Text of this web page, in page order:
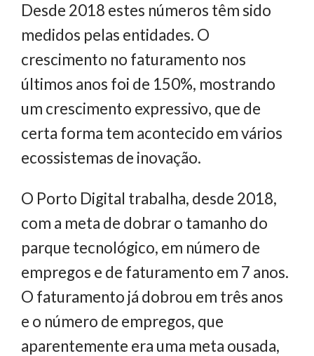
Desde 2018 estes números têm sido
medidos pelas entidades. O
crescimento no faturamento nos
últimos anos foi de 150%, mostrando
um crescimento expressivo, que de
certa forma tem acontecido em vários
ecossistemas de inovação.
O Porto Digital trabalha, desde 2018,
com a meta de dobrar o tamanho do
parque tecnológico, em número de
empregos e de faturamento em 7 anos.
O faturamento já dobrou em três anos
e o número de empregos, que
aparentemente era uma meta ousada,